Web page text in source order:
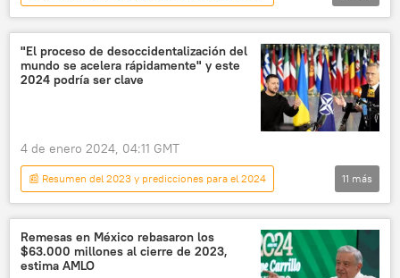
Alemania
Olaf Scholz
política
Internacional
Partido Socialdemócrata de Alemania (SPD)
inflación
crisis económica
pensiones
📈 Mercados y finanzas
🌍 Europa
Unión Europea (UE)
"El proceso de desoccidentalización del
mundo se acelera rápidamente" y este
2024 podría ser clave
4 de enero 2024, 04:11 GMT
📰 Resumen del 2023 y predicciones para el 2024
Internacional
política
Vladímir Putin
Le Figaro
Ucrania
Occidente
Israel
Palestina
11 más
Remesas en México rebasaron los
$63.000 millones al cierre de 2023,
estima AMLO